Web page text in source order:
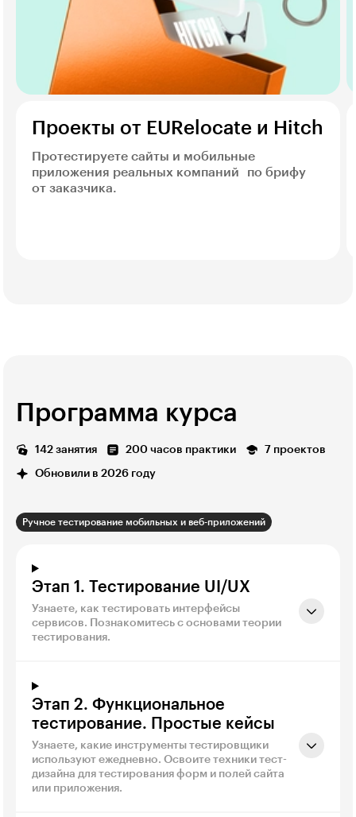
Проекты от EURelocate и Hitch
Протестируете сайты и мобильные
приложения реальных компаний по брифу
от заказчика.
Программа курса
142 занятия 200 часов практики 7 проектов
Обновили в 2026 году
Ручное тестирование мобильных и веб-приложений
Этап 1. Тестирование UI/UX
Узнаете, как тестировать интерфейсы
сервисов. Познакомитесь с основами теории
тестирования.
Этап 2. Функциональное
тестирование. Простые кейсы
Узнаете, какие инструменты тестировщики
используют ежедневно. Освоите техники тест-
дизайна для тестирования форм и полей сайта
или приложения.